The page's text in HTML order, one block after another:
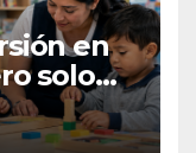
en
solo